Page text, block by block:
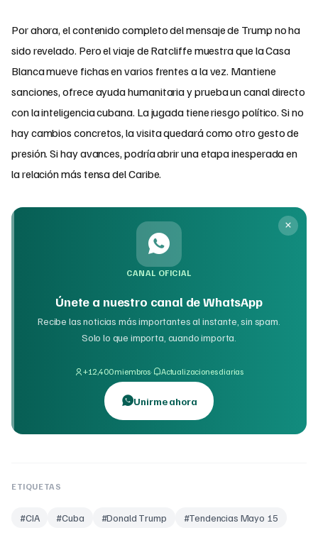
Por ahora, el contenido completo del mensaje de Trump no ha
sido revelado. Pero el viaje de Ratcliffe muestra que la Casa
Blanca mueve fichas en varios frentes a la vez. Mantiene
sanciones, ofrece ayuda humanitaria y prueba un canal directo
con la inteligencia cubana. La jugada tiene riesgo político. Si no
hay cambios concretos, la visita quedará como otro gesto de
presión. Si hay avances, podría abrir una etapa inesperada en
la relación más tensa del Caribe.
CANAL OFICIAL
Únete a nuestro canal de WhatsApp
Recibe las noticias más importantes al instante, sin spam.
Solo lo que importa, cuando importa.
+12,400 miembros· Actualizaciones diarias
Unirme ahora
ETIQUETAS
#CIA #Cuba #Donald Trump #Tendencias Mayo 15